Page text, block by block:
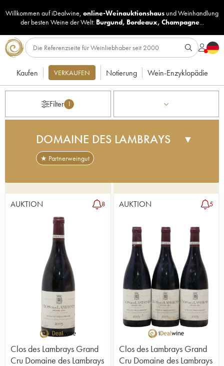
Willkommen auf iDealwine, online-Weinauktionshaus undWeinhandlung
der besten Weine der Welt: Burgund, Bordeaux, Champagne...
Kaufen VERKAUFEN Notierung Wein-Enzyklopädie
Filter 1
DOMAINE DES LAMBRAYS ▼
★ Partnerweingut
wurde sie von der LVMH-Gruppe übernommen.
Sie verdankt ihren Namen dem berühmten Grand
Cru Clos des Lambrays, den sie praktisch als
alleiniger Eigentümer besitzt. Zudem produziert sie
auf einer Rebfläche von insgesamt 11 Hektar
hervorragende Weißweine in Morey-Saint-Denis
und Puligny-Montrachet. Geringe Ernteerträge (28
hl/ha), Handlese und ein 18-monatiger Ausbau in
50% neuen Eichenfässern sind üblich. Die ganze
Produktpalette ist einzigartig. Im Vergleich zur
burgundischen Spitzenklasse bleiben die Preise
erschwinglich. Allerdings wird die Domaine
weltweit immer bekannter.
AUKTION 8
Clos des Lambrays Grand
Cru Domaine des Lambrays
AUKTION 5
Clos des Lambrays Grand
Cru Domaine des Lambrays